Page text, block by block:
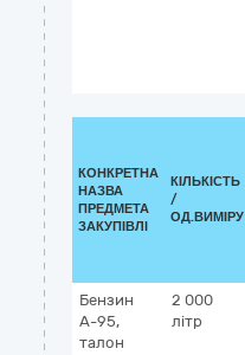
КОНКРЕТНА
НАЗВА
ПРЕДМЕТА
ЗАКУПІВЛІ
КІЛЬКІСТЬ
/
ОД.ВИМІРУ
Бензин
А-95,
талон
2 000
літр